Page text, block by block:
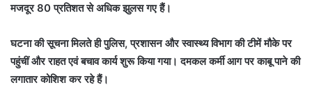
मजदूर 80 प्रतिशत से अधिक झुलस गए हैं।
घटना की सूचना मिलते ही पुलिस, प्रशासन और स्वास्थ्य विभाग की टीमें मौके पर
पहुंचीं और राहत एवं बचाव कार्य शुरू किया गया। दमकल कर्मी आग पर काबू पाने की
लगातार कोशिश कर रहे हैं।